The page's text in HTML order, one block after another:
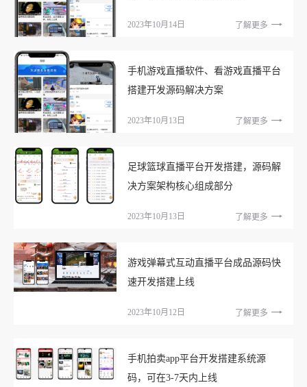
2023年10月14日 了解更多
手机游戏直播软件、看游戏直播平台
搭建开发源码解决方案
2023年10月13日 了解更多
足球篮球直播平台开发搭建，源码解
决方案架构核心组成部分
2023年10月13日 了解更多
游戏弹幕式互动直播平台成品源码快
速开发搭建上线
2023年10月12日 了解更多
手机拍卖app平台开发搭建系统源
码，可在3-7天内上线